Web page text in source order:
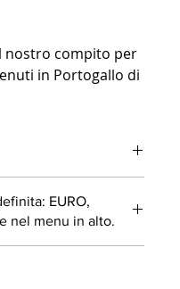
nostro compito per
in Portogallo di
EURO,
nel menu in alto.